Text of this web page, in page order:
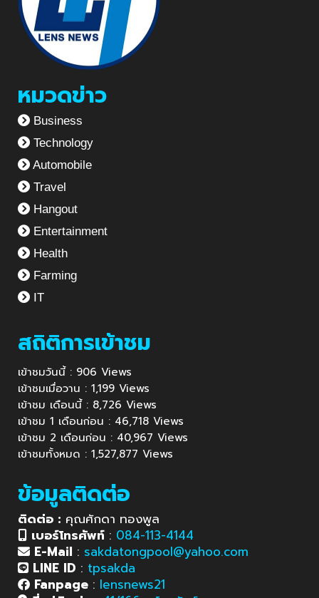
หมวดข่าว
Business
Technology
Automobile
Travel
Hangout
Entertainment
Health
Farming
IT
สถิติการเข้าชม
เข้าชมวันนี้ : 906 Views
เข้าชมเมื่อวาน : 1,199 Views
เข้าชม เดือนนี้ : 8,726 Views
เข้าชม 1 เดือนก่อน : 46,718 Views
เข้าชม 2 เดือนก่อน : 40,967 Views
เข้าชมทั้งหมด : 1,527,877 Views
ข้อมูลติดต่อ
ติดต่อ : คุณศักดา ทองพูล
เบอร์โทรศัพท์ : 084-113-4144
E-Mail : sakdatongpool@yahoo.com
LINE ID : tpsakda
Fanpage : lensnews21